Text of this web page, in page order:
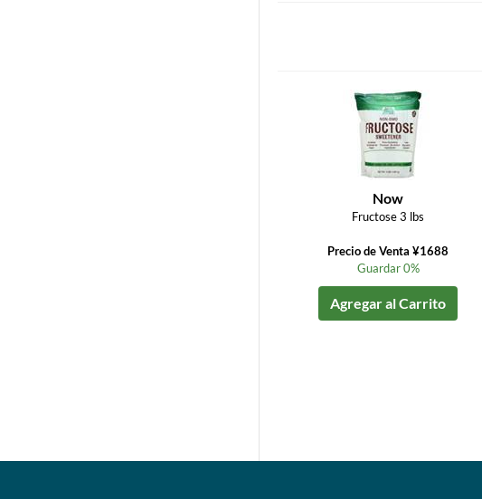
Now
Fructose 3 lbs
Precio de Venta ¥1688
Guardar 0%
Agregar al Carrito